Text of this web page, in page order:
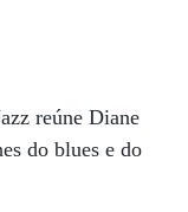
reúne Diane
do blues e do